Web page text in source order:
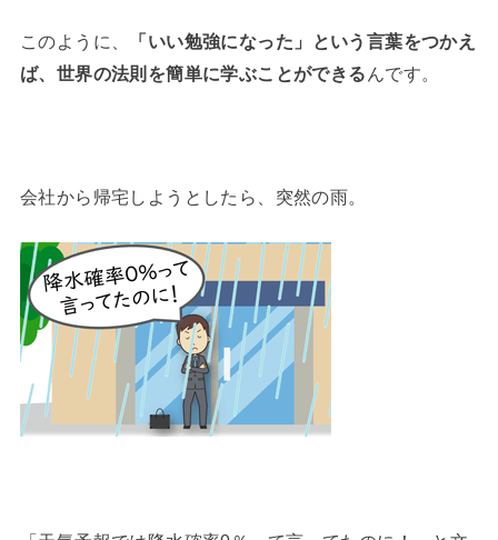
このように、
「いい勉強になった」という言葉をつかえ
ば、世界の法則を簡単に学ぶことができる んです。
会社から帰宅しようとしたら、突然の雨。